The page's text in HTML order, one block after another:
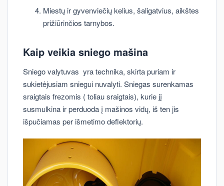
Miestų ir gyvenviečių kelius, šaligatvius, aikštes
prižiūrinčios tarnybos.
Kaip veikia sniego mašina
Sniego valytuvas yra technika, skirta puriam ir
sukietėjusiam sniegui nuvalyti. Sniegas surenkamas
sraigtais frezomis ( toliau sraigtais), kurie jį
susmulkina ir perduoda į mašinos vidų, iš ten jis
išpučiamas per išmetimo deflektorių.